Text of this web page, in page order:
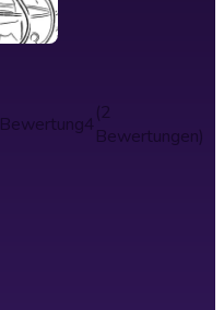
Bewertung4(2
Bewertungen)